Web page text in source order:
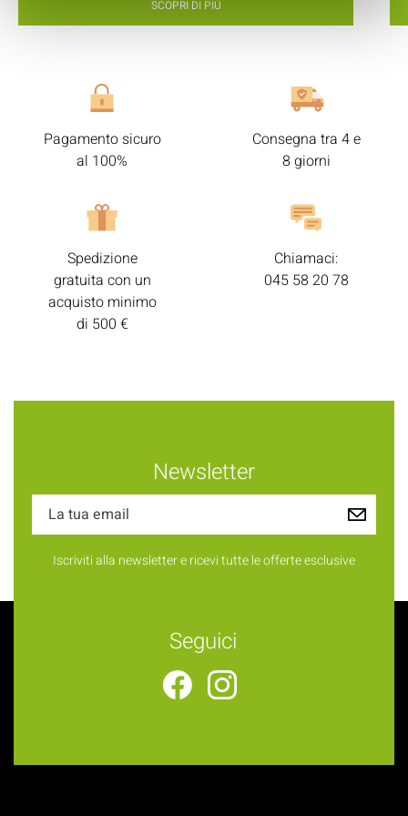
SCOPRI DI PIÙ
Pagamento sicuro
al 100%
Consegna tra 4 e
8 giorni
Spedizione
gratuita con un
acquisto minimo
di 500 €
Chiamaci:
045 58 20 78
Newsletter
Iscriviti alla newsletter e ricevi tutte le offerte esclusive
Seguici